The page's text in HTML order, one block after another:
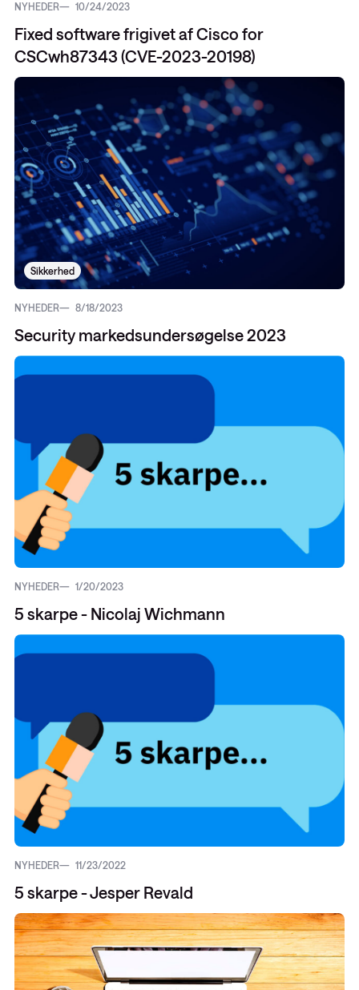
NYHEDER 10/24/2023
Fixed software frigivet af Cisco for
CSCwh87343 (CVE-2023-20198)
Sikkerhed
NYHEDER 8/18/2023
Security markedsundersøgelse 2023
NYHEDER 1/20/2023
5 skarpe - Nicolaj Wichmann
NYHEDER 11/23/2022
5 skarpe - Jesper Revald